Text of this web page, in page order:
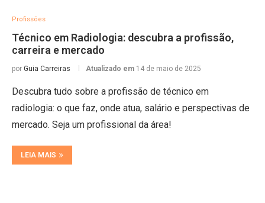
Profissões
Técnico em Radiologia: descubra a profissão,
carreira e mercado
por Guia Carreiras Atualizado em 14 de maio de 2025
Descubra tudo sobre a profissão de técnico em
radiologia: o que faz, onde atua, salário e perspectivas de
mercado. Seja um profissional da área!
LEIA MAIS